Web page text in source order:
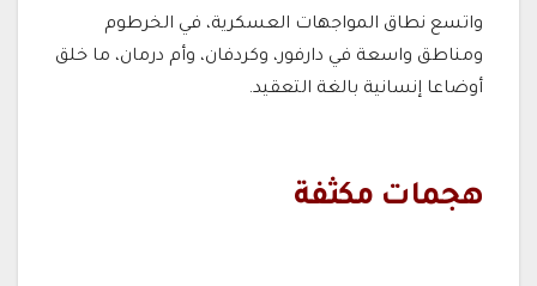
واتسع نطاق المواجهات العسكرية، في الخرطوم
ومناطق واسعة في دارفور، وكردفان، وأم درمان، ما خلق
أوضاعا إنسانية بالغة التعقيد.
هجمات مكثفة